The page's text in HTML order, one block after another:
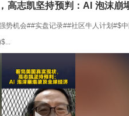
高志凯坚持预判：AI 泡沫崩
势机会##实盘记录##社区牛人计划#$